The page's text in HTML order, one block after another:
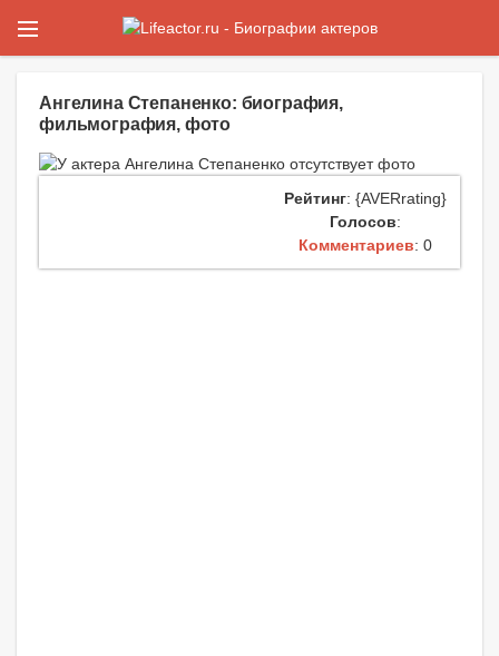
Ангелина Степаненко: биография,
фильмография, фото
Рейтинг: {AVERrating}
Голосов:
Комментариев: 0